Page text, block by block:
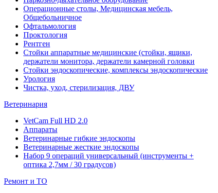
Операционные столы, Медицинская мебель,
Общебольничное
Офтальмология
Проктология
Рентген
Стойки аппаратные медицинские (стойки, ящики,
держатели монитора, держатели камерной головки
Стойки эндоскопические, комплексы эндоскопические
Урология
Чистка, уход, стерилизация, ДВУ
Ветеринария
VetCam Full HD 2.0
Аппараты
Ветеринарные гибкие эндоскопы
Ветеринарные жесткие эндоскопы
Набор 9 операций универсальный (инструменты +
оптика 2,7мм / 30 градусов)
Ремонт и ТО